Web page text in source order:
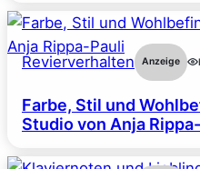
Revierverhalten Anzeige
Farbe, Stil und
Studio von Anja